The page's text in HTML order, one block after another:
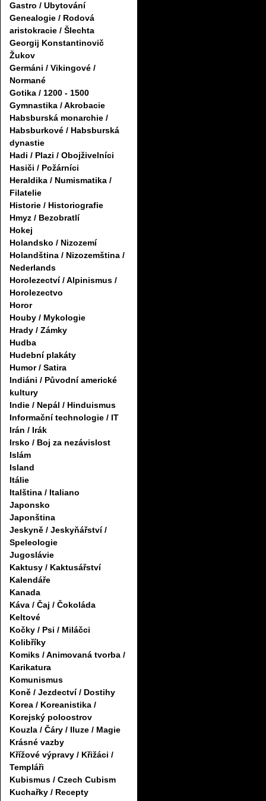
Gastro / Ubytování
Genealogie / Rodová
aristokracie / Šlechta
Georgij Konstantinovič
Žukov
Germáni / Vikingové /
Normané
Gotika / 1200 - 1500
Gymnastika / Akrobacie
Habsburská monarchie /
Habsburkové / Habsburská
dynastie
Hadi / Plazi / Obojživelníci
Hasiči / Požárníci
Heraldika / Numismatika /
Filatelie
Historie / Historiografie
Hmyz / Bezobratlí
Hokej
Holandsko / Nizozemí
Holandština / Nizozemština /
Nederlands
Horolezectví / Alpinismus /
Horolezectvo
Horor
Houby / Mykologie
Hrady / Zámky
Hudba
Hudební plakáty
Humor / Satira
Indiáni / Původní americké
kultury
Indie / Nepál / Hinduismus
Informační technologie / IT
Irán / Irák
Irsko / Boj za nezávislost
Islám
Island
Itálie
Italština / Italiano
Japonsko
Japonština
Jeskyně / Jeskyňářství /
Speleologie
Jugoslávie
Kaktusy / Kaktusářství
Kalendáře
Kanada
Káva / Čaj / Čokoláda
Keltové
Kočky / Psi / Miláčci
Kolibříky
Komiks / Animovaná tvorba /
Karikatura
Komunismus
Koně / Jezdectví / Dostihy
Korea / Koreanistika /
Korejský poloostrov
Kouzla / Čáry / Iluze / Magie
Krásné vazby
Křížové výpravy / Křižáci /
Templáři
Kubismus / Czech Cubism
Kuchařky / Recepty